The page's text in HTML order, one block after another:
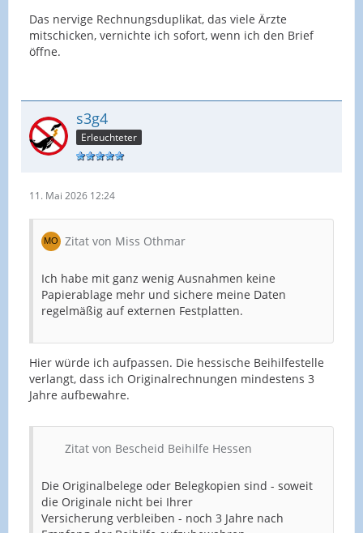
Das nervige Rechnungsduplikat, das viele Ärzte
mitschicken, vernichte ich sofort, wenn ich den Brief
öffne.
s3g4
Erleuchteter
11. Mai 2026 12:24
Zitat von Miss Othmar
Ich habe mit ganz wenig Ausnahmen keine
Papierablage mehr und sichere meine Daten
regelmäßig auf externen Festplatten.
Hier würde ich aufpassen. Die hessische Beihilfestelle
verlangt, dass ich Originalrechnungen mindestens 3
Jahre aufbewahre.
Zitat von Bescheid Beihilfe Hessen
Die Originalbelege oder Belegkopien sind - soweit
die Originale nicht bei Ihrer
Versicherung verbleiben - noch 3 Jahre nach